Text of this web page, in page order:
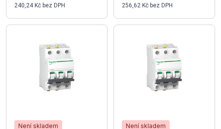
240,24 Kč bez DPH 256,62 Kč bez DPH
Není skladem Není skladem